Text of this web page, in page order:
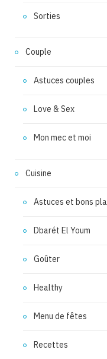
Sorties
Couple
Astuces couples
Love & Sex
Mon mec et moi
Cuisine
Astuces et bons
Dbarét El Youm
Goûter
Healthy
Menu de fêtes
Recettes